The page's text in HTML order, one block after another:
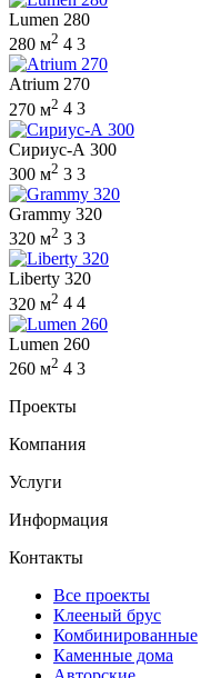
Lumen 280
280 м2 4 3
Atrium 270
270 м2 4 3
Сириус-А 300
300 м2 3 3
Grammy 320
320 м2 3 3
Liberty 320
320 м2 4 4
Lumen 260
260 м2 4 3
Проекты
Компания
Услуги
Информация
Контакты
Все проекты
Клееный брус
Комбинированные
Каменные дома